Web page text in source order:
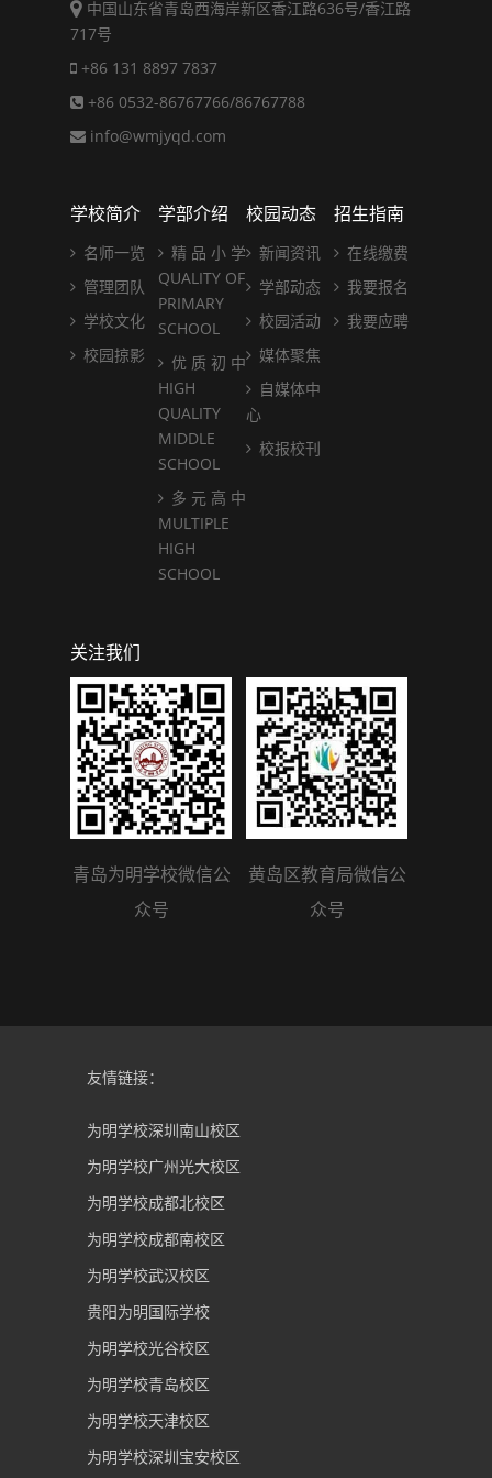
中国山东省青岛西海岸新区香江路636号/香江路
717号
+86 131 8897 7837
+86 0532-86767766/86767788
info@wmjyqd.com
学校简介
名师一览
管理团队
学校文化
校园掠影
学部介绍
精 品 小 学
QUALITY OF
PRIMARY
SCHOOL
优 质 初 中
HIGH
QUALITY
MIDDLE
SCHOOL
多 元 高 中
MULTIPLE
HIGH
SCHOOL
校园动态
新闻资讯
学部动态
校园活动
媒体聚焦
自媒体中
心
校报校刊
招生指南
在线缴费
我要报名
我要应聘
关注我们
青岛为明学校微信公
众号
黄岛区教育局微信公
众号
友情链接：
为明学校深圳南山校区
为明学校广州光大校区
为明学校成都北校区
为明学校成都南校区
为明学校武汉校区
贵阳为明国际学校
为明学校光谷校区
为明学校青岛校区
为明学校天津校区
为明学校深圳宝安校区